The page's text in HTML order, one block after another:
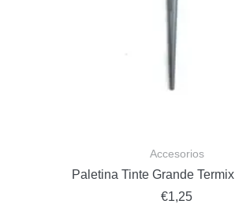
Accesorios
Paletina Tinte Grande
€1,25